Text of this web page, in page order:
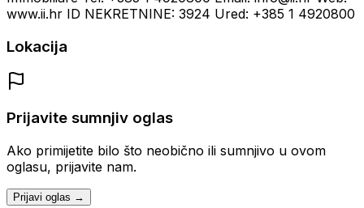
www.ii.hr ID NEKRETNINE: 3924 Ured: +385 1 4920800
Lokacija
Prijavite sumnjiv oglas
Ako primijetite bilo što neobično ili sumnjivo u ovom
oglasu, prijavite nam.
Prijavi oglas →